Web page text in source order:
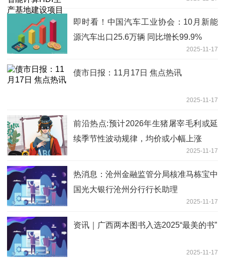
即时看！中国汽车工业协会：10月新能
源汽车出口25.6万辆 同比增长99.9%
2025-11-17
债市日报：11月17日 焦点热讯
2025-11-17
前沿热点:预计2026年生猪屠宰毛利或延
续季节性波动规律，均价或小幅上涨
2025-11-17
热消息：沧州金融监管分局核准马栋宝中
国光大银行沧州分行行长助理
2025-11-17
资讯｜广西两本图书入选2025“最美的书”
2025-11-17